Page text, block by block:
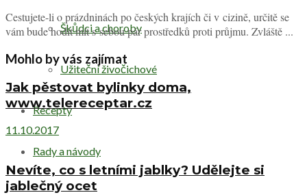
Škůdci a choroby
Užiteční živočichové
Recepty
Rady a návody
Cestujete-li o prázdninách po českých krajích či v cizině, určitě se
vám bude hodit mít s sebou pár prostředků proti průjmu. Zvláště ...
Mohlo by vás zajímat
Jak pěstovat bylinky doma,
www.telereceptar.cz
11.10.2017
Nevíte, co s letními jablky? Udělejte si
jablečný ocet